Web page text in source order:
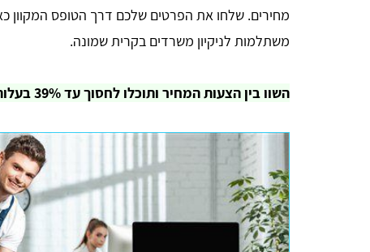
משתלמות לניקיון משרדים בקרית שמונה.
השוו בין הצעות המחיר ותוכלו לחסוך עד 39% בעלות של השירות.